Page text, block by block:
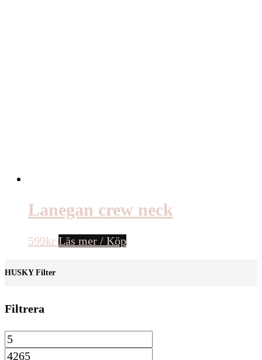
Lanegan crew neck
599kr Läs mer / Köp
HUSKY Filter
Filtrera